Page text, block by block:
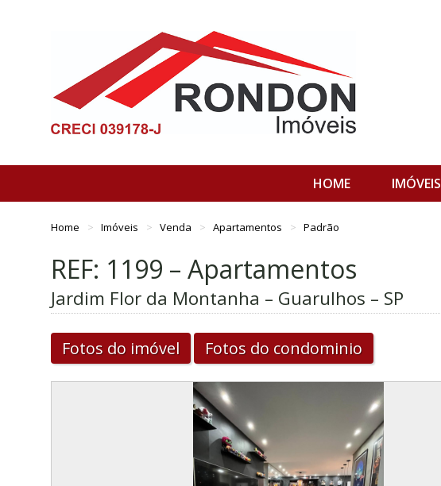
HOME IMÓVEIS
Home Imóveis Venda Apartamentos Padrão
REF: 1199 – Apartamentos
Jardim Flor da Montanha – Guarulhos – SP
Fotos do imóvel Fotos do condominio